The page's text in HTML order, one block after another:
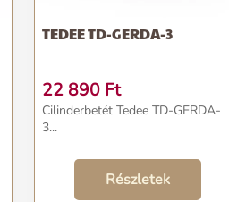
TEDEE TD-GERDA-3
22 890 Ft
Cilinderbetét Tedee TD-GERDA-
3...
Részletek